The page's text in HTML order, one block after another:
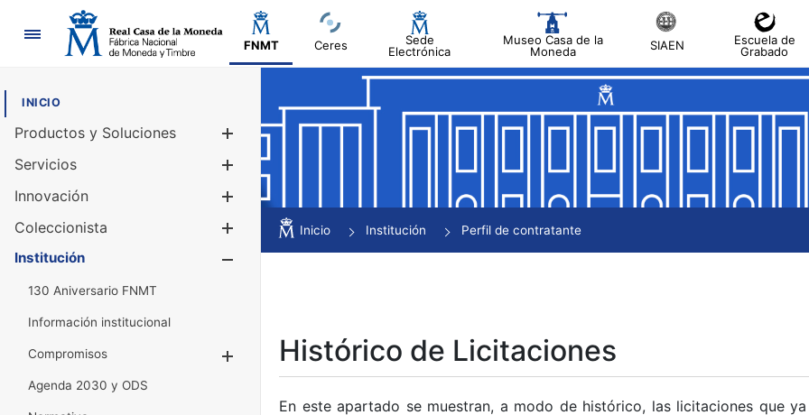
Navegación
FNMT Ceres
Sede
Electrónica
Museo Casa de la
Moneda
SIAEN
Escuela de
Grabado
INICIO
Productos y Soluciones
Mostrar/Ocultar
Servicios
Innovación
Coleccionista
Mostrar/Ocultar
Institución
130 Aniversario FNMT
Información institucional
Compromisos
Mostrar/Ocultar
Agenda 2030 y ODS
Inicio Institución Perfil de contratante
Histórico de Licitaciones
En este apartado se muestran, a modo de histórico, las licitaciones que